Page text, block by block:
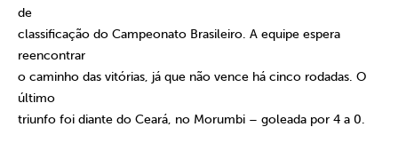
de
classificação do Campeonato Brasileiro. A equipe espera
reencontrar
o caminho das vitórias, já que não vence há cinco rodadas. O
último
triunfo foi diante do Ceará, no Morumbi – goleada por 4 a 0.